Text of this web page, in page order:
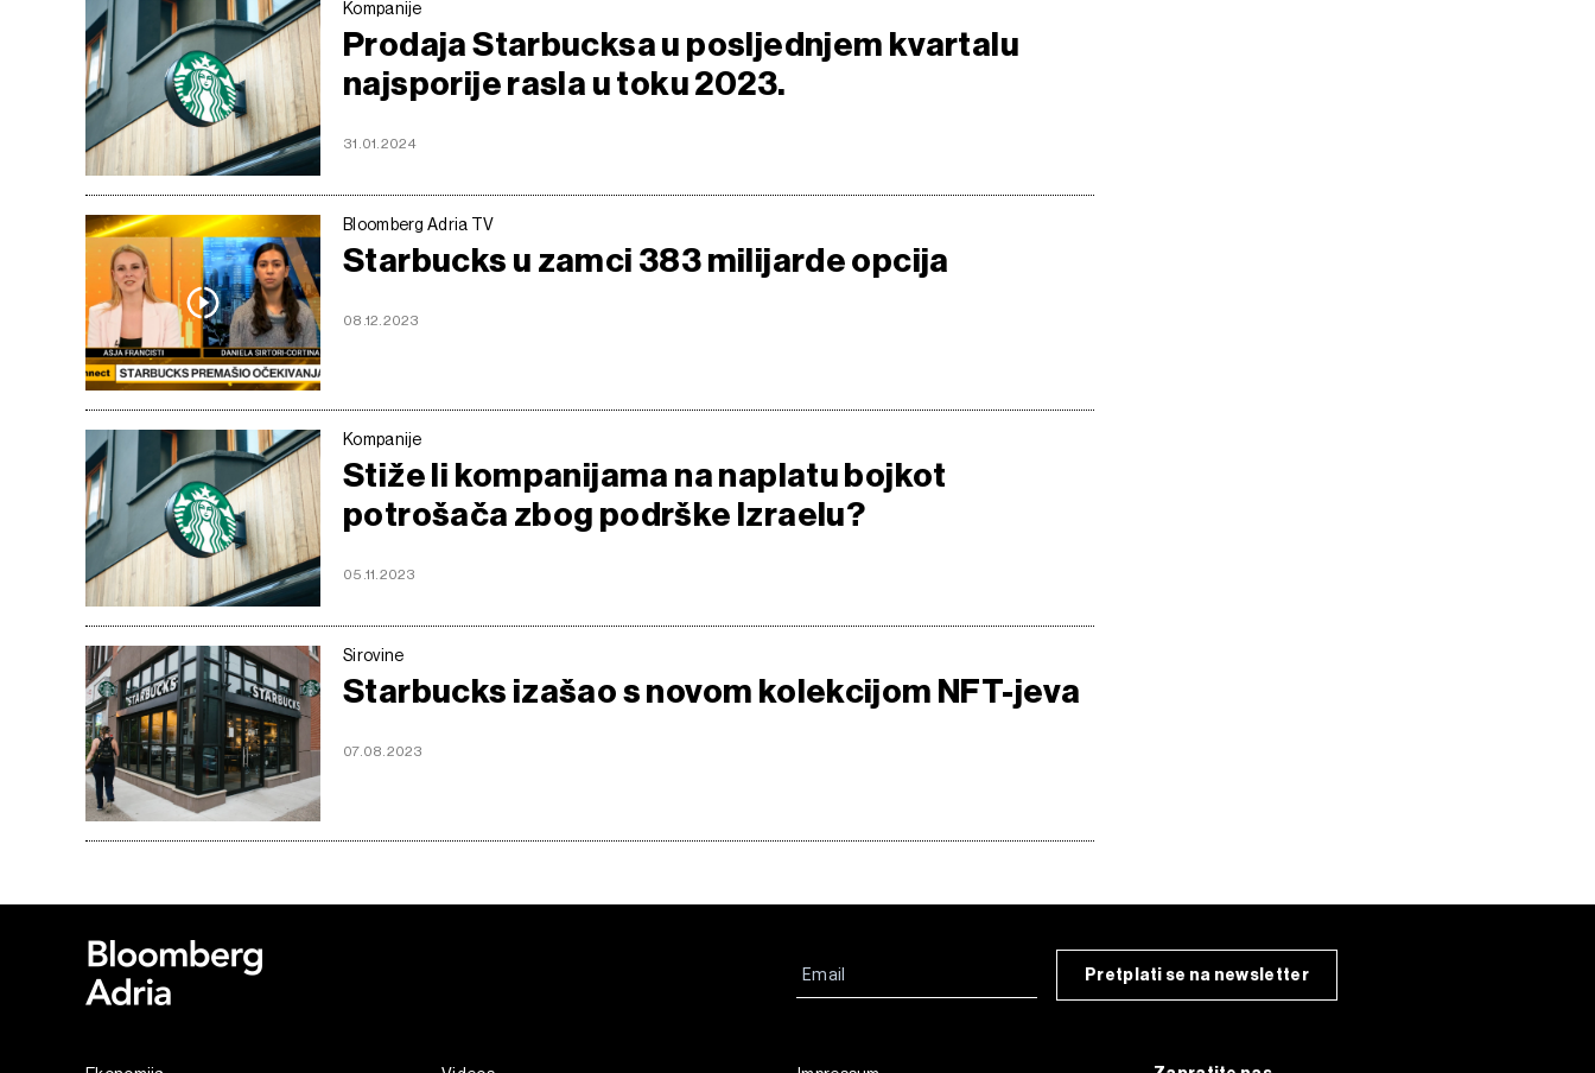
Kompanije
Prodaja Starbucksa u posljednjem kvartalu
najsporije rasla u toku 2023.
31.01.2024
Bloomberg Adria TV
Starbucks u zamci 383 milijarde opcija
08.12.2023
Kompanije
Stiže li kompanijama na naplatu bojkot
potrošača zbog podrške Izraelu?
05.11.2023
Sirovine
Starbucks izašao s novom kolekcijom NFT-jeva
07.08.2023
Pretplati se na newsletter